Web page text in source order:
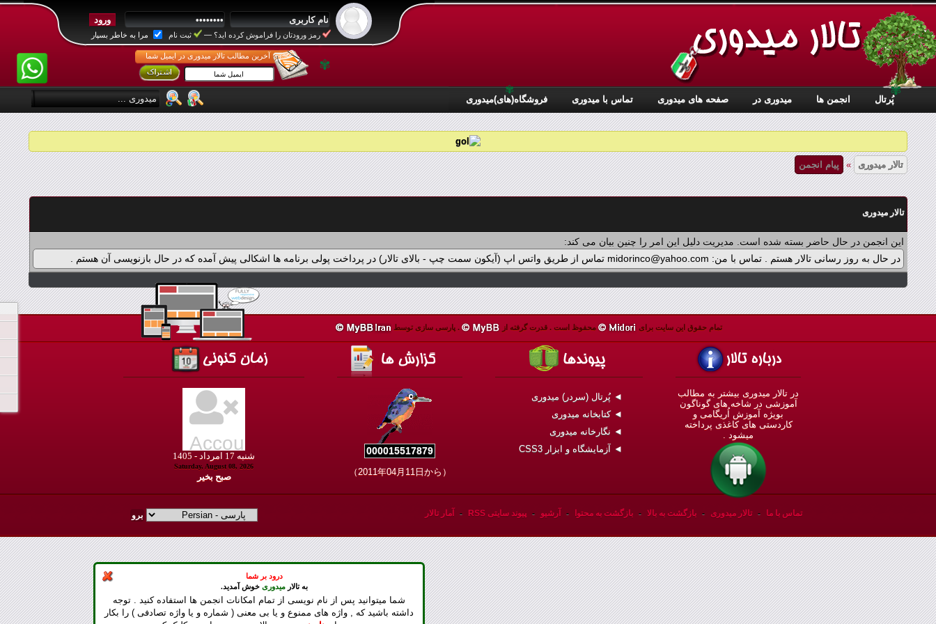
رمز ورودتان را فراموش کرده اید؟ — ثبت نام مرا به خاطر بسپار
درود بر شما
به تالار میدوریخوش آمدید.
شما میتوانید پس از نام نویسی از تمام امکانات انجمن ها استفاده کنید . توجه
داشته باشید که , واژه های ممنوع و یا بی معنی ( شماره و یا واژه تصادفی ) را بکار
آخرین مطالب تالار میدوری در ایمیل شما
پُرتال انجمن ها ميدوری در صفحه های میدوری تماس با میدوری فروشگاه(های)میدوری
تالار میدوری » پیام انجمن
تالار میدوری
این انجمن در حال حاضر بسته شده است. مدیریت دلیل این امر را چنین بیان می کند:
در حال به روز رسانی تالار هستم . تماس با من: midorinco@yahoo.com تماس از طریق واتس اپ (آیکون سمت چپ - بالای تالار) در پرداخت پولی برنامه ها اشکالی پیش آمده که در حال بازنویسی آن هستم .
تمام حقوق اين سايت برای محفوظ است .قدرت گرفته از .پارسی سازی توسط
شنبه امرداد - 1405
Saturday, August 08, 2026
صبح بخير
000015517879
（2011年04月11日から）
◄ پُرتال (سردر) میدوری
◄ کتابخانه میدوری
◄ نگارخانه میدوری
◄ آزمایشگاه و ابزار CSS3
در تالار میدوری بيشتر به مطالب
آموزشی در شاخه های گوناگون
بویژه آموزش اُريگامی و
کاردستی های کاغذی پرداخته
ميشود .
تماس با ما - تالار میدوری - بازگشت به بالا - بازگشت به محتوا - آرشیو - پیوند سایتی RSS - آمار تالار
✾
✾